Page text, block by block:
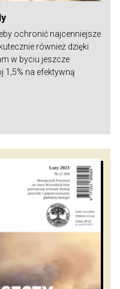
ochronić najcenniejsze
również dzięki
w byciu jeszcze
1,5% na efektywną